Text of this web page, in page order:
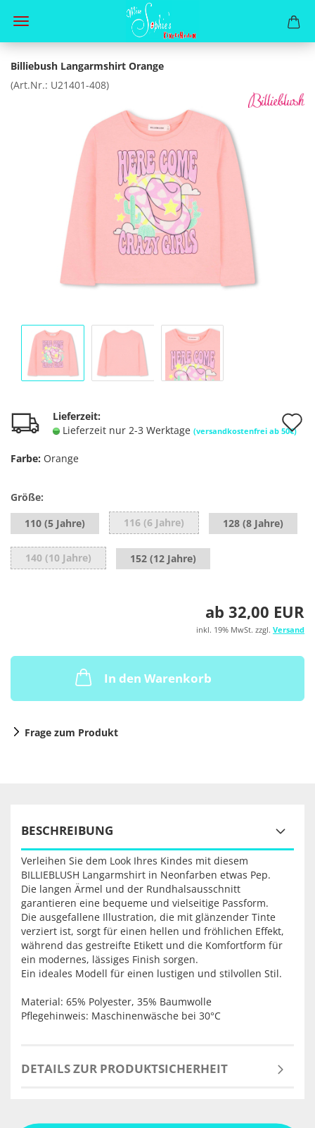
Billiebush Langarmshirt Orange
(Art.Nr.: U21401-408)
Lieferzeit:
Lieferzeit nur 2-3 Werktage (versandkostenfrei ab 50€)
Farbe: Orange
Größe:
110 (5 Jahre)
116 (6 Jahre) 128 (8 Jahre)
140 (10 Jahre) 152 (12 Jahre)
ab 32,00 EUR
inkl. 19% MwSt. zzgl. Versand
In den Warenkorb
Frage zum Produkt
BESCHREIBUNG
Verleihen Sie dem Look Ihres Kindes mit diesem
BILLIEBLUSH Langarmshirt in Neonfarben etwas Pep.
Die langen Ärmel und der Rundhalsausschnitt
garantieren eine bequeme und vielseitige Passform.
Die ausgefallene Illustration, die mit glänzender Tinte
verziert ist, sorgt für einen hellen und fröhlichen Effekt,
während das gestreifte Etikett und die Komfortform für
ein modernes, lässiges Finish sorgen.
Ein ideales Modell für einen lustigen und stilvollen Stil.
Material: 65% Polyester, 35% Baumwolle
Pflegehinweis: Maschinenwäsche bei 30°C
DETAILS ZUR PRODUKTSICHERHEIT